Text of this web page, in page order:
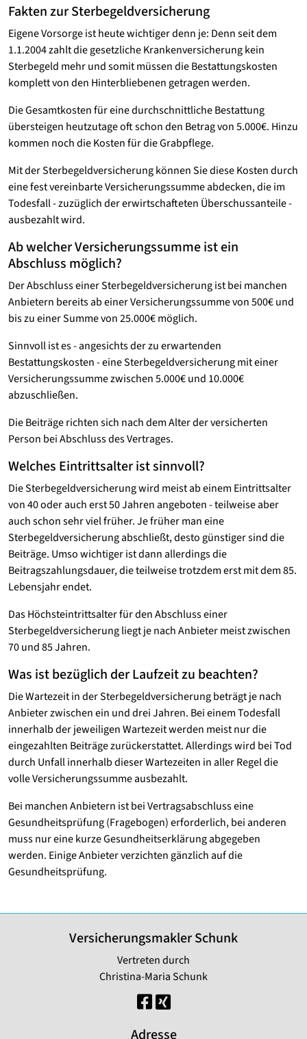
Fakten zur Sterbegeldversicherung
Eigene Vorsorge ist heute wichtiger denn je: Denn seit dem
1.1.2004 zahlt die gesetzliche Krankenversicherung kein
Sterbegeld mehr und somit müssen die Bestattungskosten
komplett von den Hinterbliebenen getragen werden.
Die Gesamtkosten für eine durchschnittliche Bestattung
übersteigen heutzutage oft schon den Betrag von 5.000€. Hinzu
kommen noch die Kosten für die Grabpflege.
Mit der Sterbegeldversicherung können Sie diese Kosten durch
eine fest vereinbarte Versicherungssumme abdecken, die im
Todesfall - zuzüglich der erwirtschafteten Überschussanteile -
ausbezahlt wird.
Ab welcher Versicherungssumme ist ein
Abschluss möglich?
Der Abschluss einer Sterbegeldversicherung ist bei manchen
Anbietern bereits ab einer Versicherungssumme von 500€ und
bis zu einer Summe von 25.000€ möglich.
Sinnvoll ist es - angesichts der zu erwartenden
Bestattungskosten - eine Sterbegeldversicherung mit einer
Versicherungssumme zwischen 5.000€ und 10.000€
abzuschließen.
Die Beiträge richten sich nach dem Alter der versicherten
Person bei Abschluss des Vertrages.
Welches Eintrittsalter ist sinnvoll?
Die Sterbegeldversicherung wird meist ab einem Eintrittsalter
von 40 oder auch erst 50 Jahren angeboten - teilweise aber
auch schon sehr viel früher. Je früher man eine
Sterbegeldversicherung abschließt, desto günstiger sind die
Beiträge. Umso wichtiger ist dann allerdings die
Beitragszahlungsdauer, die teilweise trotzdem erst mit dem 85.
Lebensjahr endet.
Das Höchsteintrittsalter für den Abschluss einer
Sterbegeldversicherung liegt je nach Anbieter meist zwischen
70 und 85 Jahren.
Was ist bezüglich der Laufzeit zu beachten?
Die Wartezeit in der Sterbegeldversicherung beträgt je nach
Anbieter zwischen ein und drei Jahren. Bei einem Todesfall
innerhalb der jeweiligen Wartezeit werden meist nur die
eingezahlten Beiträge zurückerstattet. Allerdings wird bei Tod
durch Unfall innerhalb dieser Wartezeiten in aller Regel die
volle Versicherungssumme ausbezahlt.
Bei manchen Anbietern ist bei Vertragsabschluss eine
Gesundheitsprüfung (Fragebogen) erforderlich, bei anderen
muss nur eine kurze Gesundheitserklärung abgegeben
werden. Einige Anbieter verzichten gänzlich auf die
Gesundheitsprüfung.
Versicherungsmakler Schunk
Vertreten durch
Christina-Maria Schunk
Adresse